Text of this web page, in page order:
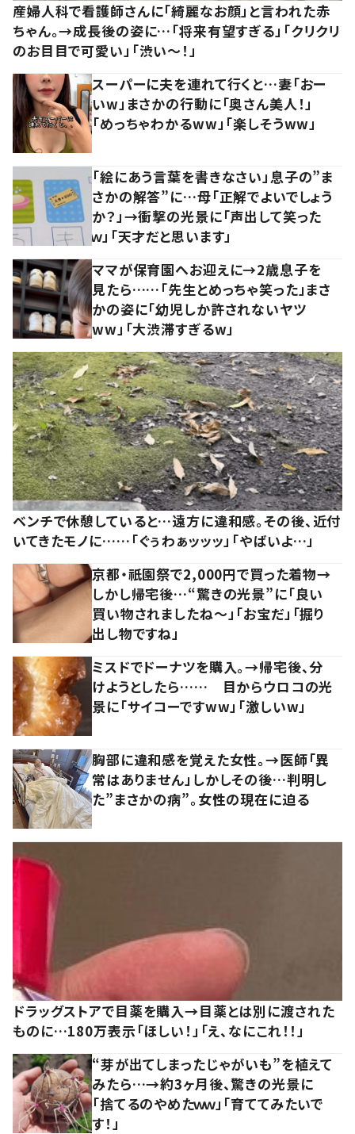
産婦人科で看護師さんに「綺麗なお顔」と言われた赤
ちゃん。→成長後の姿に…「将来有望すぎる」「クリクリ
のお目目で可愛い」「渋い～！」
スーパーに夫を連れて行くと…妻「おー
いw」まさかの行動に「奥さん美人！」
「めっちゃわかるww」「楽しそうww」
「絵にあう言葉を書きなさい」息子の”ま
さかの解答”に…母「正解でよいでしょう
か？」→衝撃の光景に「声出して笑った
ｗ」「天才だと思います」
ママが保育園へお迎えに→2歳息子を
見たら……「先生とめっちゃ笑った」まさ
かの姿に「幼児しか許されないヤツ
ww」「大渋滞すぎるw」
ベンチで休憩していると…遠方に違和感。その後、近付
いてきたモノに……「ぐぅわぁッッッ」「やばいよ…」
京都・祇園祭で2,000円で買った着物→
しかし帰宅後…“驚きの光景”に「良い
買い物されましたね～」「お宝だ」「掘り
出し物ですね」
ミスドでドーナツを購入。→帰宅後、分
けようとしたら…… 目からウロコの光
景に「サイコーですww」「激しいw」
胸部に違和感を覚えた女性。→医師「異
常はありません」しかしその後…判明し
た”まさかの病”。女性の現在に迫る
ドラッグストアで目薬を購入→目薬とは別に渡された
ものに…180万表示「ほしい！」「え、なにこれ！！」
“芽が出てしまったじゃがいも”を植えて
みたら…→約3ヶ月後、驚きの光景に
「捨てるのやめたｗｗ」「育ててみたいで
す！」